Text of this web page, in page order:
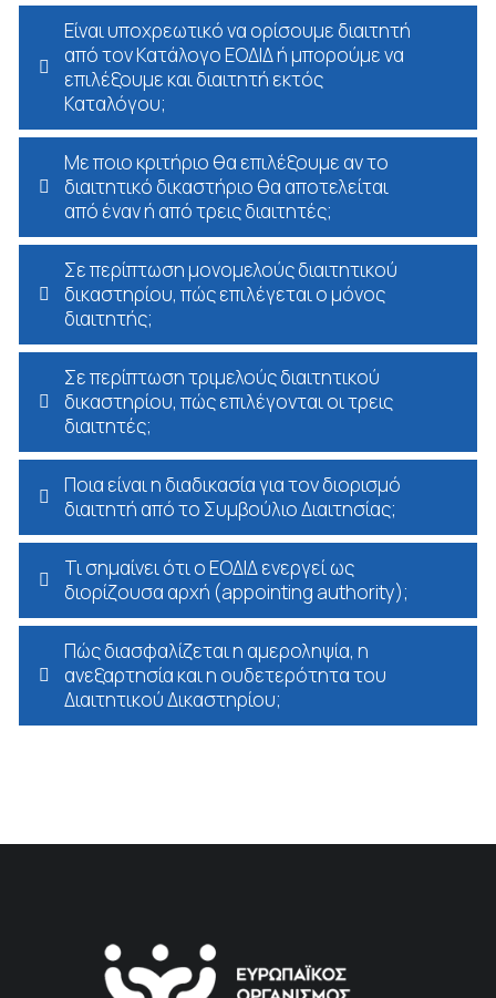
Είναι υποχρεωτικό να ορίσουμε διαιτητή
από τον Κατάλογο ΕΟΔΙΔ ή μπορούμε να
επιλέξουμε και διαιτητή εκτός
Καταλόγου;
Με ποιο κριτήριο θα επιλέξουμε αν το
διαιτητικό δικαστήριο θα αποτελείται
από έναν ή από τρεις διαιτητές;
Σε περίπτωση μονομελούς διαιτητικού
δικαστηρίου, πώς επιλέγεται ο μόνος
διαιτητής;
Σε περίπτωση τριμελούς διαιτητικού
δικαστηρίου, πώς επιλέγονται οι τρεις
διαιτητές;
Ποια είναι η διαδικασία για τον διορισμό
διαιτητή από το Συμβούλιο Διαιτησίας;
Τι σημαίνει ότι ο ΕΟΔΙΔ ενεργεί ως
διορίζουσα αρχή (appointing authority);
Πώς διασφαλίζεται η αμεροληψία, η
ανεξαρτησία και η ουδετερότητα του
Διαιτητικού Δικαστηρίου;